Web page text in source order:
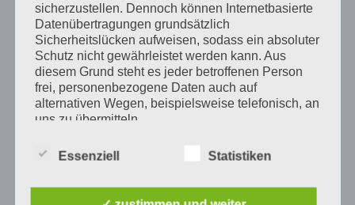
Kinder-Zauberworkshops und öffentliche Zaubervorstellungen
Prüfbericht der Regierung von Oberbayern
sicherzustellen. Dennoch können Internetbasierte
Datenübertragungen grundsätzlich
Sicherheitslücken aufweisen, sodass ein absoluter
Schutz nicht gewährleistet werden kann. Aus
diesem Grund steht es jeder betroffenen Person
frei, personenbezogene Daten auch auf
alternativen Wegen, beispielsweise telefonisch, an
uns zu übermitteln.
Die Datenschutzerklärung beruht auf
Essenziell Statistiken